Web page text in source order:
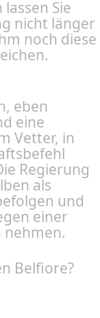
Sie
nicht länger
noch diese
eben
eine
Vetter, in
Regierung
als
und
einer
Belfiore?